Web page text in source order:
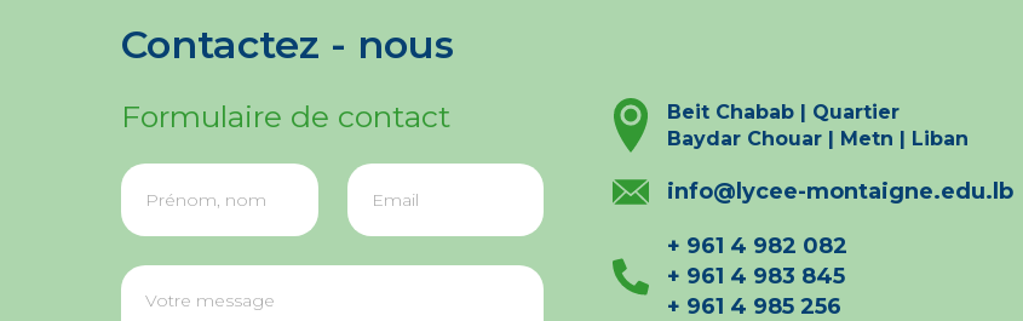
Contactez - nous
Formulaire de contact
Beit Chabab | Quartier
Baydar Chouar | Metn | Liban
info@lycee-montaigne.edu.lb
+ 961 4 982 082
+ 961 4 983 845
+ 961 4 985 256